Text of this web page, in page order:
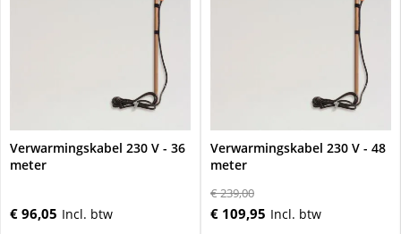
Verwarmingskabel 230 V - 36
meter
€ 96,05
Verwarmingskabel 230 V - 48
meter
€ 239,00
€ 109,95